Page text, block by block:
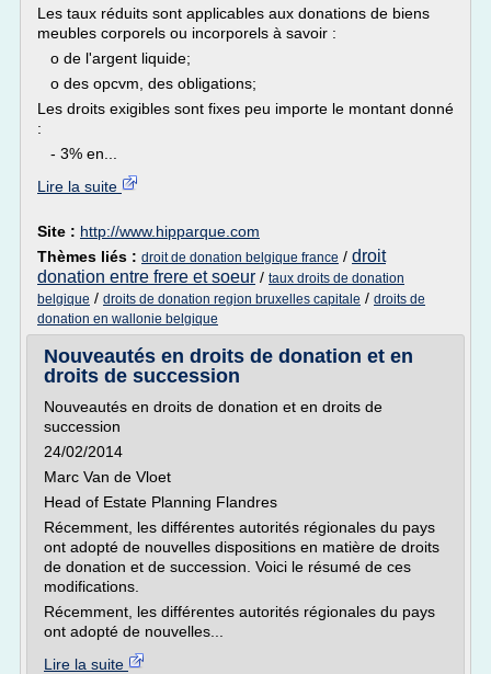
Les taux réduits sont applicables aux donations de biens
meubles corporels ou incorporels à savoir :
o de l'argent liquide;
o des opcvm, des obligations;
Les droits exigibles sont fixes peu importe le montant donné
:
- 3% en...
Lire la suite
Site : http://www.hipparque.com
Thèmes liés : droit de donation belgique france / droit
donation entre frere et soeur / taux droits de donation
belgique / droits de donation region bruxelles capitale / droits de
donation en wallonie belgique
Nouveautés en droits de donation et en
droits de succession
Nouveautés en droits de donation et en droits de
succession
24/02/2014
Marc Van de Vloet
Head of Estate Planning Flandres
Récemment, les différentes autorités régionales du pays
ont adopté de nouvelles dispositions en matière de droits
de donation et de succession. Voici le résumé de ces
modifications.
Récemment, les différentes autorités régionales du pays
ont adopté de nouvelles...
Lire la suite